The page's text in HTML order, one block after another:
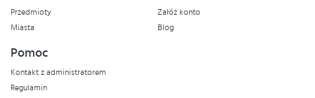
Przedmioty
Miasta
Załóż konto
Blog
Pomoc
Kontakt z administratorem
Regulamin